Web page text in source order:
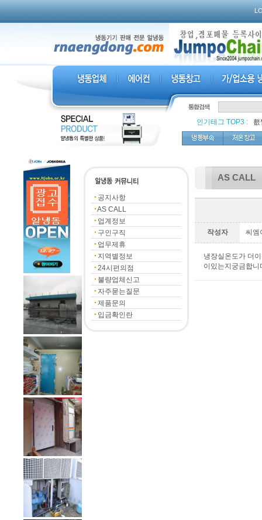
인기테그 TOP3 :
공지사항
AS CALL
업계정보
구인구직
업무제휴
지역별정보
24시편의점
불량업체신고
자주묻는질문
제품문의
입금확인란
AS CALL
작성자 씨엠
냉장실온도가 더
이있는지궁금합